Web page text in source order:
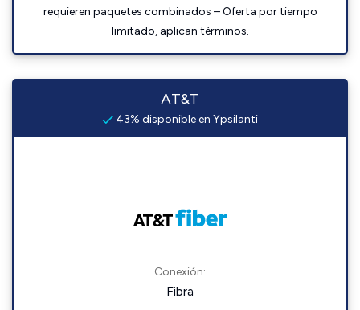
requieren paquetes combinados – Oferta por tiempo
limitado, aplican términos.
AT&T
43% disponible en Ypsilanti
Conexión:
Fibra